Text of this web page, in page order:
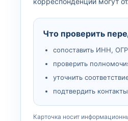
Что проверить
сопоставить ИНН,
проверить
уточнить
подтвердить
Карточка носит